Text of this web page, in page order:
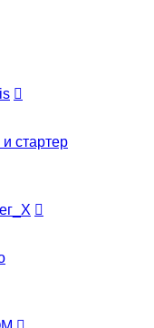
стартер